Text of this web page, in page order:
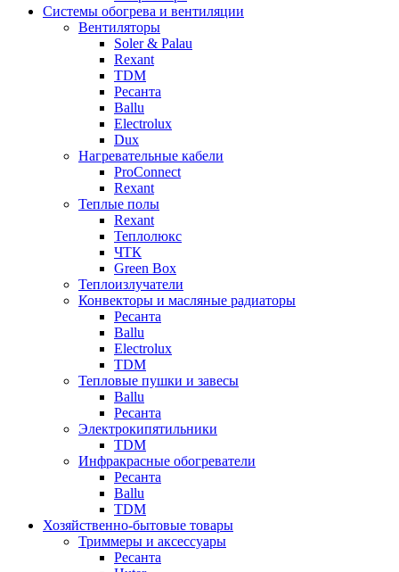
Системы обогрева и вентиляции
Вентиляторы
Soler & Palau
Rexant
TDM
Ресанта
Ballu
Electrolux
Dux
Нагревательные кабели
ProConnect
Rexant
Теплые полы
Rexant
Теплолюкс
ЧТК
Green Box
Теплоизлучатели
Конвекторы и масляные радиаторы
Ресанта
Ballu
Electrolux
TDM
Тепловые пушки и завесы
Ballu
Ресанта
Электрокипятильники
TDM
Инфракрасные обогреватели
Ресанта
Ballu
TDM
Хозяйственно-бытовые товары
Триммеры и аксессуары
Ресанта